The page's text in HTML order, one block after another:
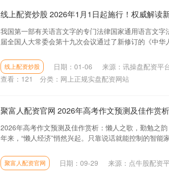
线上配资炒股 2026年1月1日起施行！权威解读
我国第一部有关语言文字的专门法律国家通用语言文
届全国人大常委会第十九次会议通过了新修订的《中
线上配资炒股 日期：01-06
来源：讯操盘配资平
查看： 121 分类： 网上正规实盘配资网站
聚富人配资官网 2026年高考作文预测及佳作赏
2026年高考作文预测及佳作赏析：懒人之歌，勤勉之
年来，“懒人经济”悄然兴起。只靠说话就能控制的智能
聚富人配资官网 日期：09-29 来源：点牛股配资